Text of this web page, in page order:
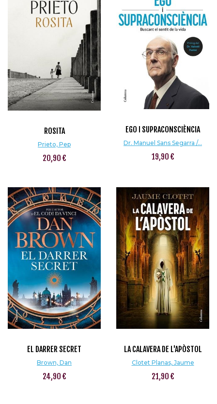
ROSITA
Prieto, Pep
20,90 €
EGO I SUPRACONSCIÈNCIA
Dr. Manuel Sans Segarra /...
19,90 €
EL DARRER SECRET
Brown, Dan
24,90 €
LA CALAVERA DE L'APÒSTOL
Clotet Planas, Jaume
21,90 €